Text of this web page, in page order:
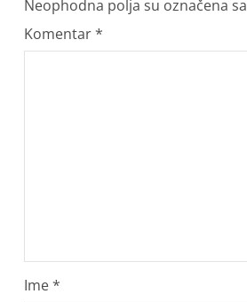
Neophodna polja su označena sa
Komentar*
Ime*